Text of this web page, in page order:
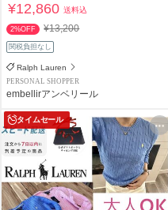
¥12,860送料込
2%OFF ¥13,200
関税負担なし
Ralph Lauren
PERSONAL SHOPPER
embellirアンベリール
タイムセール